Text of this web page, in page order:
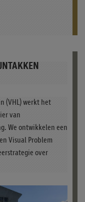
(VHL) werkt het
van
We ontwikkelen een
Visual Problem
over